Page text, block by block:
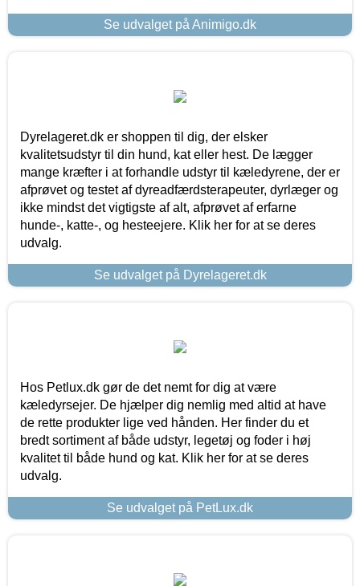
Se udvalget på Animigo.dk
Dyrelageret.dk er shoppen til dig, der elsker
kvalitetsudstyr til din hund, kat eller hest. De lægger
mange kræfter i at forhandle udstyr til kæledyrene, der er
afprøvet og testet af dyreadfærdsterapeuter, dyrlæger og
ikke mindst det vigtigste af alt, afprøvet af erfarne
hunde-, katte-, og hesteejere. Klik her for at se deres
udvalg.
Se udvalget på Dyrelageret.dk
Hos Petlux.dk gør de det nemt for dig at være
kæledyrsejer. De hjælper dig nemlig med altid at have
de rette produkter lige ved hånden. Her finder du et
bredt sortiment af både udstyr, legetøj og foder i høj
kvalitet til både hund og kat. Klik her for at se deres
udvalg.
Se udvalget på PetLux.dk